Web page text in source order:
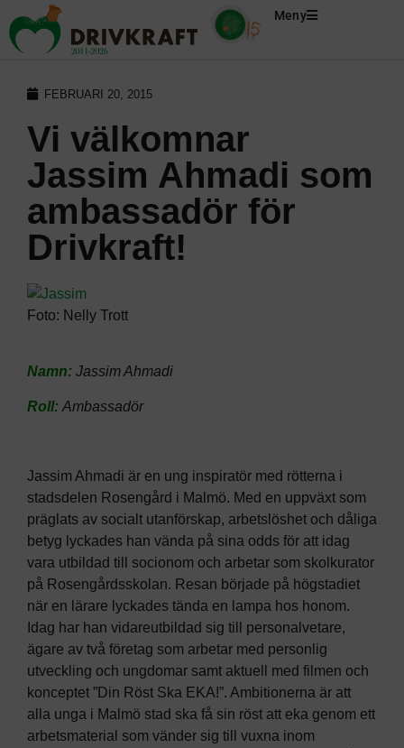
Meny
FEBRUARI 20, 2015
Vi välkomnar
Jassim Ahmadi som
ambassadör för
Drivkraft!
Foto: Nelly Trott
Namn: Jassim Ahmadi
Roll: Ambassadör
Jassim Ahmadi är en ung inspiratör med rötterna i
stadsdelen Rosengård i Malmö. Med en uppväxt som
präglats av socialt utanförskap, arbetslöshet och dåliga
betyg lyckades han vända på sina odds för att idag
vara utbildad till socionom och arbetar som skolkurator
på Rosengårdsskolan. Resan började på högstadiet
när en lärare lyckades tända en lampa hos honom.
Idag har han vidareutbildad sig till personalvetare,
ägare av två företag som arbetar med personlig
utveckling och ungdomar samt aktuell med filmen och
konceptet ”Din Röst Ska EKA!”. Ambitionerna är att
alla unga i Malmö stad ska få sin röst att eka genom ett
arbetsmaterial som vänder sig till vuxna inom